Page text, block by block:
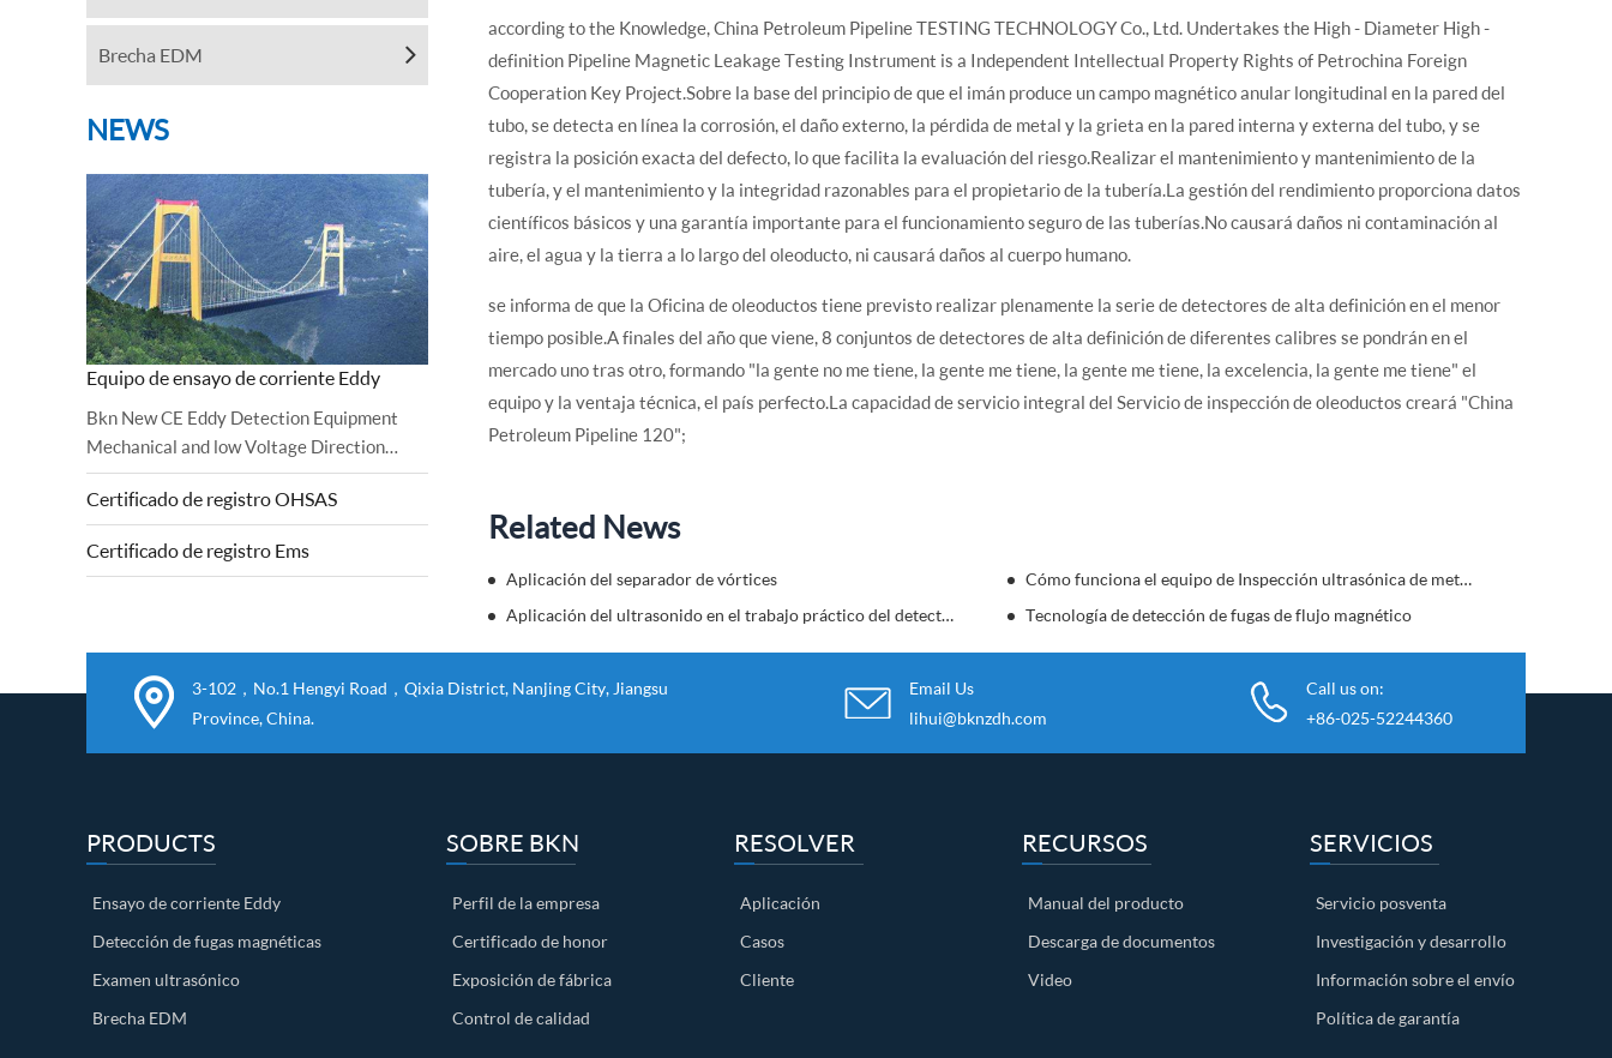
Brecha EDM
NEWS
Equipo de ensayo de corriente Eddy
Bkn New CE Eddy Detection Equipment
Mechanical and low Voltage Direction
certificate bkn has been observed and
completed with Successful Audit.Directiva
2006 / 42 / CE sobre máquinas y 2...
Certificado de registro OHSAS
Certificado de registro Ems
according to the Knowledge, China Petroleum Pipeline TESTING TECHNOLOGY Co., Ltd. Undertakes the High - Diameter High -
definition Pipeline Magnetic Leakage Testing Instrument is a Independent Intellectual Property Rights of Petrochina Foreign
Cooperation Key Project.Sobre la base del principio de que el imán produce un campo magnético anular longitudinal en la pared del
tubo, se detecta en línea la corrosión, el daño externo, la pérdida de metal y la grieta en la pared interna y externa del tubo, y se
registra la posición exacta del defecto, lo que facilita la evaluación del riesgo.Realizar el mantenimiento y mantenimiento de la
tubería, y el mantenimiento y la integridad razonables para el propietario de la tubería.La gestión del rendimiento proporciona datos
científicos básicos y una garantía importante para el funcionamiento seguro de las tuberías.No causará daños ni contaminación al
aire, el agua y la tierra a lo largo del oleoducto, ni causará daños al cuerpo humano.
se informa de que la Oficina de oleoductos tiene previsto realizar plenamente la serie de detectores de alta definición en el menor
tiempo posible.A finales del año que viene, 8 conjuntos de detectores de alta definición de diferentes calibres se pondrán en el
mercado uno tras otro, formando "la gente no me tiene, la gente me tiene, la gente me tiene, la excelencia, la gente me tiene" el
equipo y la ventaja técnica, el país perfecto.La capacidad de servicio integral del Servicio de inspección de oleoductos creará "China
Petroleum Pipeline 120";
Related News
Aplicación del separador de vórtices
Cómo funciona el equipo de Inspección ultrasónica de metales
Aplicación del ultrasonido en el trabajo práctico del detector de fallos de soldadura
Tecnología de detección de fugas de flujo magnético
3-102，No.1 Hengyi Road，Qixia District, Nanjing City, Jiangsu
Province, China.
Email Us
lihui@bknzdh.com
Call us on:
+86-025-52244360
PRODUCTS
Ensayo de corriente Eddy
Detección de fugas magnéticas
Examen ultrasónico
Brecha EDM
SOBRE BKN
Perfil de la empresa
Certificado de honor
Exposición de fábrica
Control de calidad
RESOLVER
Aplicación
Casos
Cliente
RECURSOS
Manual del producto
Descarga de documentos
Video
SERVICIOS
Servicio posventa
Investigación y desarrollo
Información sobre el envío
Política de garantía